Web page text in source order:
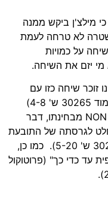
מילצ'ן ביקש ממנה
לא טרחה לעמת
על כמויות
מי יזם את השיחה.
זוכר שיחה כזו עם
עיתונאי (פרוטוקול הדיון ב-2.7.2023 עמוד 30265 ש' 4-8)
ובלאו הכי כל עניין המתנות היה NON ISSUE מבחינתו, דבר
לגרסתה של התובעת
עמוד 30266 ש' 5-20). כמו כן,
עד כדי כך" (פרוטוקול